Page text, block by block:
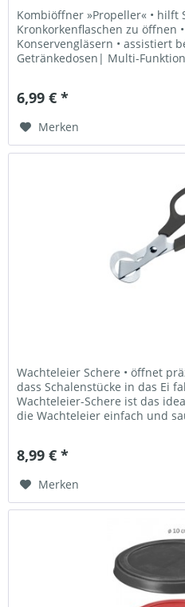
Kombiöffner »Propeller« • hilft
Kronkorkenflaschen zu öffnen
Konservengläsern • assistiert
Getränkedosen| Multi-
6,99 € *
Merken
Wachteleier Schere • öffnet
dass Schalenstücke in das Ei
Wachteleier-Schere ist das
die Wachteleier einfach und
8,99 € *
Merken